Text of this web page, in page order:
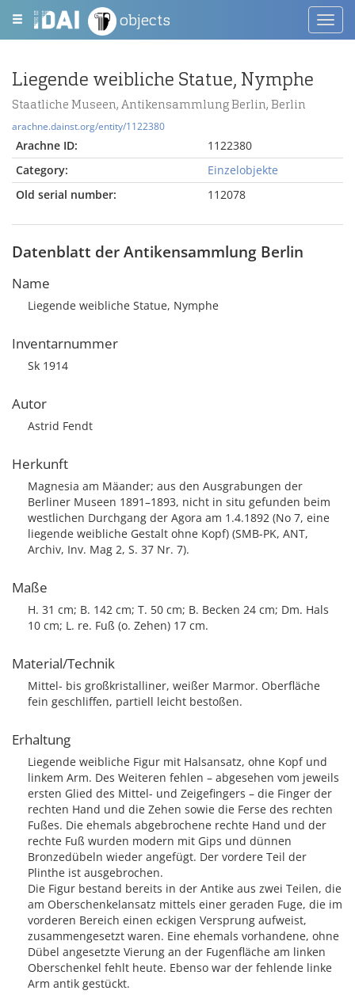
objects
Liegende weibliche Statue, Nymphe
Staatliche Museen, Antikensammlung Berlin, Berlin
arachne.dainst.org/entity/1122380
Arachne ID:
1122380
Category:
Einzelobjekte
Old serial number:
112078
Datenblatt der Antikensammlung Berlin
Name
Liegende weibliche Statue, Nymphe
Inventarnummer
Sk 1914
Autor
Astrid Fendt
Herkunft
Magnesia am Mäander; aus den Ausgrabungen der
Berliner Museen 1891–1893, nicht in situ gefunden beim
westlichen Durchgang der Agora am 1.4.1892 (No 7, eine
liegende weibliche Gestalt ohne Kopf) (SMB-PK, ANT,
Archiv, Inv. Mag 2, S. 37 Nr. 7).
Maße
H. 31 cm; B. 142 cm; T. 50 cm; B. Becken 24 cm; Dm. Hals
10 cm; L. re. Fuß (o. Zehen) 17 cm.
Material/Technik
Mittel- bis großkristalliner, weißer Marmor. Oberfläche
fein geschliffen, partiell leicht bestoßen.
Erhaltung
Liegende weibliche Figur mit Halsansatz, ohne Kopf und
linkem Arm. Des Weiteren fehlen – abgesehen vom jeweils
ersten Glied des Mittel- und Zeigefingers – die Finger der
rechten Hand und die Zehen sowie die Ferse des rechten
Fußes. Die ehemals abgebrochene rechte Hand und der
rechte Fuß wurden modern mit Gips und dünnen
Bronzedübeln wieder angefügt. Der vordere Teil der
Plinthe ist ausgebrochen.
Die Figur bestand bereits in der Antike aus zwei Teilen, die
am Oberschenkelansatz mittels einer geraden Fuge, die im
vorderen Bereich einen eckigen Versprung aufweist,
zusammengesetzt waren. Eine ehemals vorhandene, ohne
Dübel angesetzte Vierung an der Fugenfläche am linken
Oberschenkel fehlt heute. Ebenso war der fehlende linke
Arm antik gestückt.